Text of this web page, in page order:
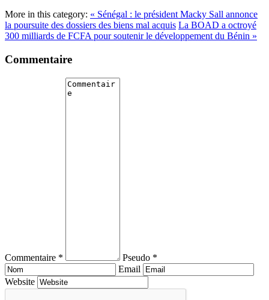
More in this category: « Sénégal : le président Macky Sall annonce
la poursuite des dossiers des biens mal acquis La BOAD a octroyé
300 milliards de FCFA pour soutenir le développement du Bénin »
Commentaire
Commentaire *
Pseudo *
Email
Website